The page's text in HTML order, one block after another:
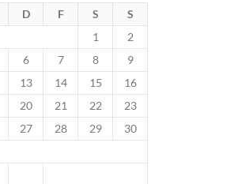
D F S S
1
2
6 7 8
9
13 14 15
16
20 21 22
23
27 28 29
30